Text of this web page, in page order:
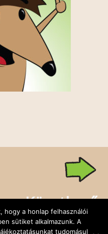
Következő
hogy a honlap felhasználói
sütiket alkalmazunk. A
tudomásul